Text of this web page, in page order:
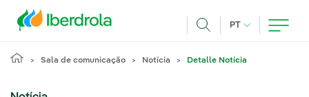
PT IDIOMA ATUAL,
Sala de comunicação Notícia Detalle Notícia